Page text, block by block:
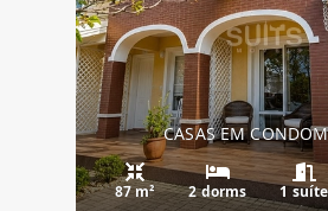
CASAS EM
87 m² 2 dorms 1 suíte